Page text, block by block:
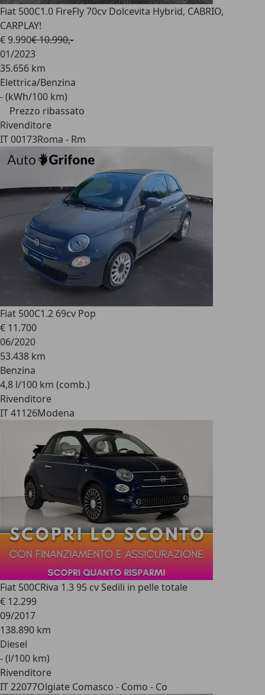
Fiat 500C1.0 FireFly 70cv Dolcevita Hybrid, CABRIO,
CARPLAY!
€ 9.990€ 10.990,-
01/2023
35.656 km
Elettrica/Benzina
- (kWh/100 km)
Prezzo ribassato
Rivenditore
IT 00173Roma - Rm
Fiat 500C1.2 69cv Pop
€ 11.700
06/2020
53.438 km
Benzina
4,8 l/100 km (comb.)
Rivenditore
IT 41126Modena
Fiat 500CRiva 1.3 95 cv Sedili in pelle totale
€ 12.299
09/2017
138.890 km
Diesel
- (l/100 km)
Rivenditore
IT 22077Olgiate Comasco - Como - Co